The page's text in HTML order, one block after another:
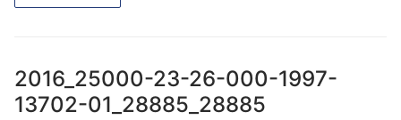
2016_25000-23-26-000-1997-
13702-01_28885_28885